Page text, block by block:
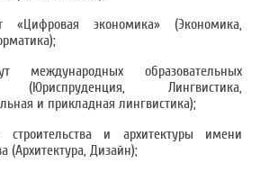
«Цифровая экономика» (Экономика,
международных образовательных
(Юриспруденция, Лингвистика,
и прикладная лингвистика);
и архитектуры имени
(Архитектура, Дизайн);